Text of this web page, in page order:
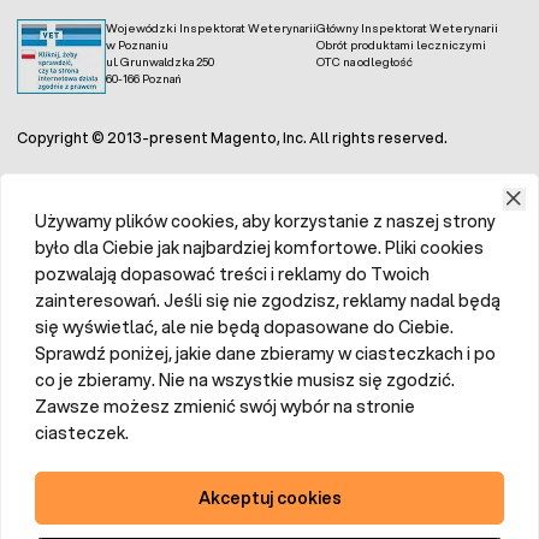
Wiosna to czas, w którym rośliny intensywnie rosną i
potrzebują do tego odpowiednich składników
pokarmowych. Kluczowy jest azot, który pobudza wzrost i
przeprowadzić od razu po pierwszym koszeniu (marzec –
kwiecień).
Latem należy wykorzystywaćnawozy trawnikowe
mniejszej zawartości azotu, aby nie pobudzać zbyt mocno
wzrostu roślin. Murawa jest osłabiona przez susze i
wysokie temperatury, więc bujny wzrost w tym czasie nie
jest wskazany. Najlepiej sprawdzają się nawozy
wieloskładnikowe, które dostarczają wszystkich
składników pokarmowych.
Jesienne nawożenie trawnika
Jesienny nawóz do trawnika
ma przede wszystkim
przygotować trawę na zimę. Dlatego zawiera mało azotu,
a większe ilości fosforu i potasu, które wzmacniają system
Wojewódzki Inspektorat Weterynarii
w Poznaniu
ul. Grunwaldzka 250
60-166 Poznań
Główny Inspektorat Weterynarii
Obrót produktami leczniczymi
OTC na odległość
Copyright © 2013-present Magento, Inc. All rights reserved.
Używamy plików cookies, aby korzystanie z naszej strony
było dla Ciebie jak najbardziej komfortowe. Pliki cookies
pozwalają dopasować treści i reklamy do Twoich
zainteresowań. Jeśli się nie zgodzisz, reklamy nadal będą
się wyświetlać, ale nie będą dopasowane do Ciebie.
Sprawdź poniżej, jakie dane zbieramy w ciasteczkach i po
co je zbieramy. Nie na wszystkie musisz się zgodzić.
Zawsze możesz zmienić swój wybór na stronie
ciasteczek.
Akceptuj cookies